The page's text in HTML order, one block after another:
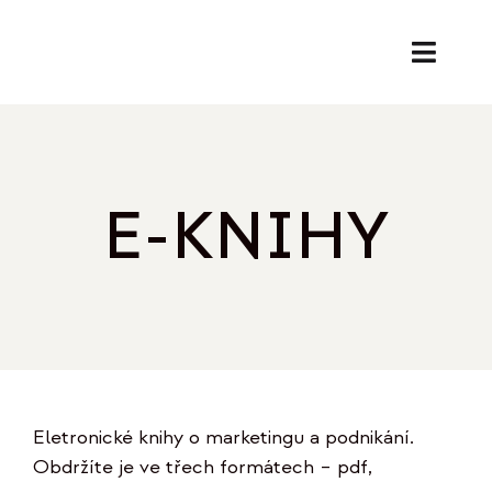
E-KNIHY
Eletronické knihy o marketingu a podnikání.
Obdržíte je ve třech formátech – pdf,